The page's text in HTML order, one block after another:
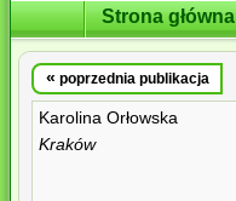
Strona główna
« poprzednia publikacja
Karolina Orłowska
Kraków